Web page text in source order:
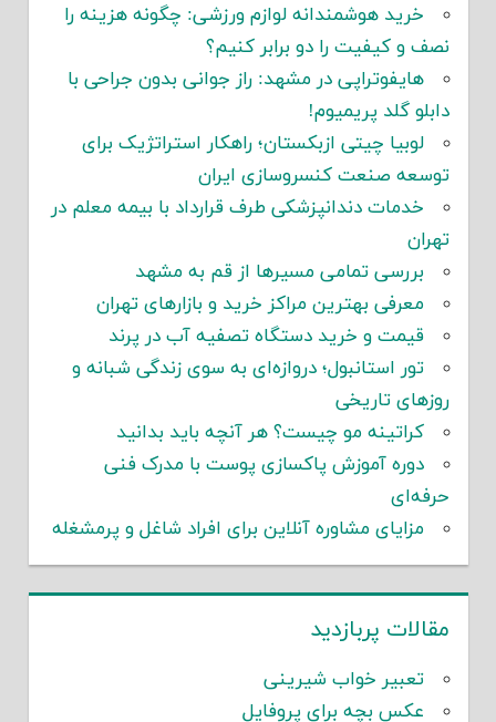
خرید هوشمندانه لوازم ورزشی: چگونه هزینه را
نصف و کیفیت را دو برابر کنیم؟
هایفوتراپی در مشهد: راز جوانی بدون جراحی با
دابلو گلد پریمیوم!
لوبیا چیتی ازبکستان؛ راهکار استراتژیک برای
توسعه صنعت کنسروسازی ایران
خدمات دندانپزشکی طرف قرارداد با بیمه معلم در
تهران
بررسی تمامی مسیرها از قم به مشهد
معرفی بهترین مراکز خرید و بازارهای تهران
قیمت و خرید دستگاه تصفیه آب در پرند
تور استانبول؛ دروازه‌ای به سوی زندگی شبانه و
روزهای تاریخی
کراتینه مو چیست؟ هر آنچه باید بدانید
دوره آموزش پاکسازی پوست با مدرک فنی
حرفه‌ای
مزایای مشاوره آنلاین برای افراد شاغل و پرمشغله
مقالات پربازدید
تعبیر خواب شیرینی
عکس بچه برای پروفایل